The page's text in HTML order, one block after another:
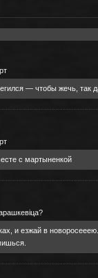
— чтобы жечь, так
с мартыненкой
и езжай в